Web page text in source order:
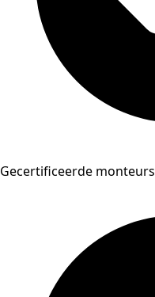
Gecertificeerde monteurs